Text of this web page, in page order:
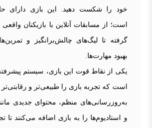
خود را شکست دهید. این بازی دارای
است؛ از مسابقات آنلاین با بازیکنان
گرفته تا لیگ‌های چالش‌برانگیز و
بهبود مهارت‌ها.
یکی از نقاط قوت این بازی، سیستم
است که تجربه بازی را طبیعی‌تر و
به‌روزرسانی‌های منظم، محتوای جدیدی مانند
و استادیوم‌ها را به بازی اضافه می‌کنند تا